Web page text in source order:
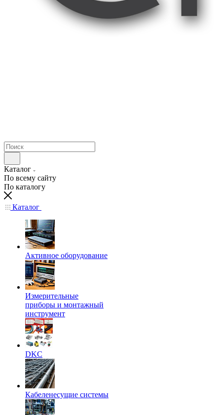
Каталог
По всему сайту
По каталогу
Каталог
Активное оборудование
Измерительные
приборы и монтажный
инструмент
DKC
Кабеленесущие системы